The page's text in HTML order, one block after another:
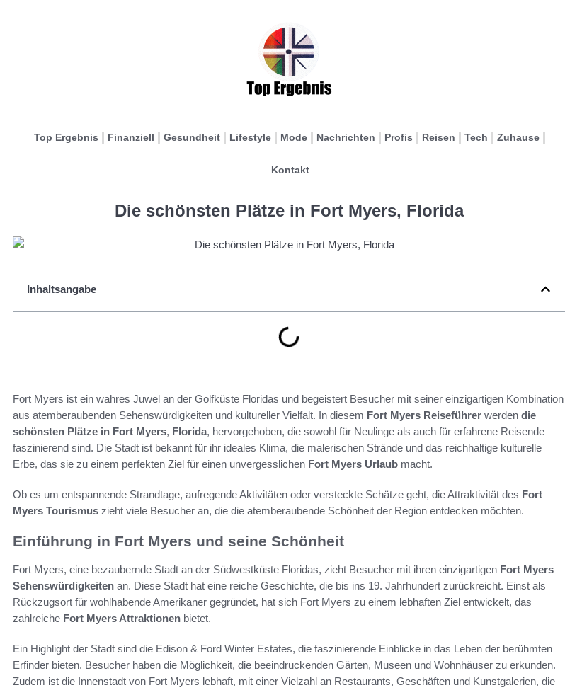
Top Ergebnis Finanziell Gesundheit Lifestyle Mode Nachrichten Profis Reisen Tech Zuhause
Kontakt
Die schönsten Plätze in Fort Myers, Florida
Inhaltsangabe
Fort Myers ist ein wahres Juwel an der Golfküste Floridas und begeistert Besucher mit seiner einzigartigen Kombination
aus atemberaubenden Sehenswürdigkeiten und kultureller Vielfalt. In diesem Fort Myers Reiseführer werden die
schönsten Plätze in Fort Myers, Florida, hervorgehoben, die sowohl für Neulinge als auch für erfahrene Reisende
faszinierend sind. Die Stadt ist bekannt für ihr ideales Klima, die malerischen Strände und das reichhaltige kulturelle
Erbe, das sie zu einem perfekten Ziel für einen unvergesslichen Fort Myers Urlaub macht.
Ob es um entspannende Strandtage, aufregende Aktivitäten oder versteckte Schätze geht, die Attraktivität des Fort
Myers Tourismus zieht viele Besucher an, die die atemberaubende Schönheit der Region entdecken möchten.
Einführung in Fort Myers und seine Schönheit
Fort Myers, eine bezaubernde Stadt an der Südwestküste Floridas, zieht Besucher mit ihren einzigartigen Fort Myers
Sehenswürdigkeiten an. Diese Stadt hat eine reiche Geschichte, die bis ins 19. Jahrhundert zurückreicht. Einst als
Rückzugsort für wohlhabende Amerikaner gegründet, hat sich Fort Myers zu einem lebhaften Ziel entwickelt, das
zahlreiche Fort Myers Attraktionen bietet.
Ein Highlight der Stadt sind die Edison & Ford Winter Estates, die faszinierende Einblicke in das Leben der berühmten
Erfinder bieten. Besucher haben die Möglichkeit, die beeindruckenden Gärten, Museen und Wohnhäuser zu erkunden.
Zudem ist die Innenstadt von Fort Myers lebhaft, mit einer Vielzahl an Restaurants, Geschäften und Kunstgalerien, die